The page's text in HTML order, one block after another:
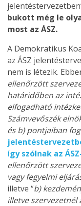
bukott még le
most az ÁSZ.
A Demokratikus
az ÁSZ
nem is létezik.
ellenőrzött
határidőben az
elfogadható
Számvevőszék
és b) pontjaiban
így szólnak az
ellenőrzött
vagy fegyelmi
illetve “b)
illetve